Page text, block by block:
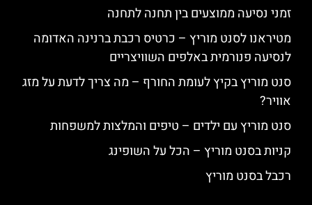
זמני נסיעה ממוצעים בין תחנה לתחנה
מטיראנו לסנט מוריץ – כרטיס רכבת ברנינה האדומה
לנסיעה פנורמית באלפים השוויצריים
סנט מוריץ בקיץ לעומת החורף – מה צריך לדעת על מזג
אוויר?
סנט מוריץ עם ילדים – טיפים והמלצות למשפחות
קניות בסנט מוריץ – הכל על השופינג
רכבל בסנט מוריץ